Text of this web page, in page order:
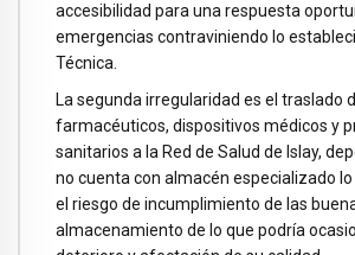
accesibilidad para una respuesta
emergencias contraviniendo lo
Técnica.
La segunda irregularidad es el traslado
farmacéuticos, dispositivos médicos y
sanitarios a la Red de Salud de Islay,
no cuenta con almacén especializado
el riesgo de incumplimiento de las
almacenamiento de lo que podría